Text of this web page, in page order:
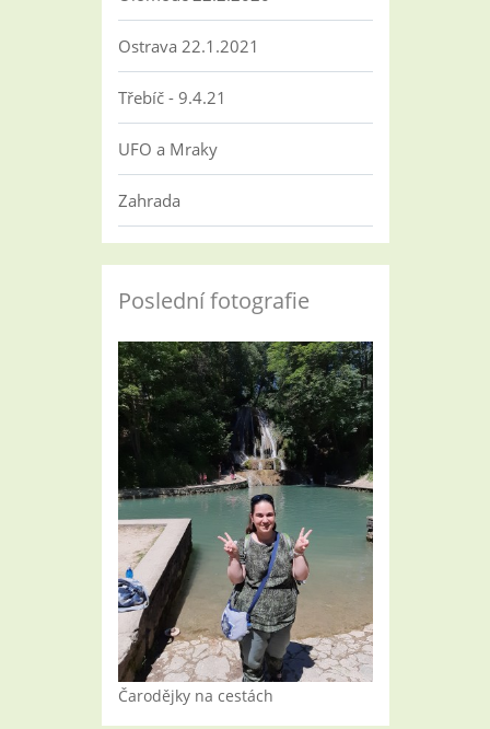
Ostrava 22.1.2021
Třebíč - 9.4.21
UFO a Mraky
Zahrada
Poslední fotografie
Čarodějky na cestách